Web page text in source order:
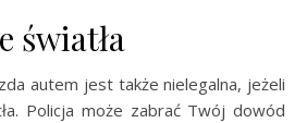
światła
autem jest także nielegalna, jeżeli
Policja może zabrać Twój dowód